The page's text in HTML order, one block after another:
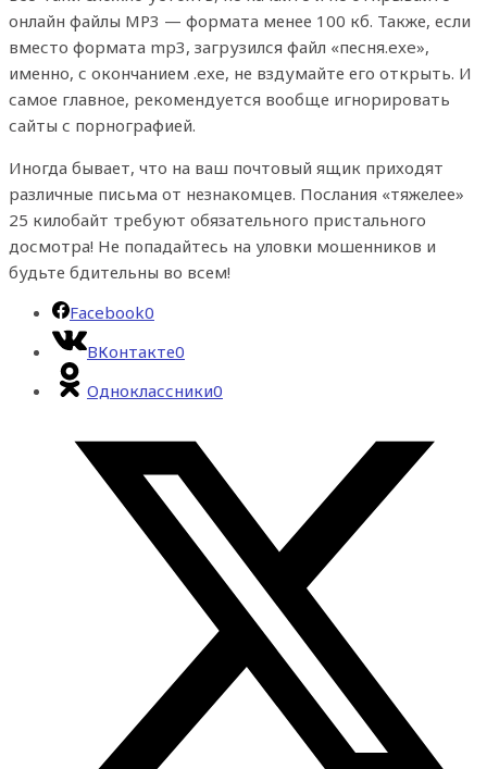
онлайн файлы МР3 — формата менее 100 кб. Также, если
вместо формата mp3, загрузился файл «песня.exe»,
именно, с окончанием .exe, не вздумайте его открыть. И
самое главное, рекомендуется вообще игнорировать
сайты с порнографией.
Иногда бывает, что на ваш почтовый ящик приходят
различные письма от незнакомцев. Послания «тяжелее»
25 килобайт требуют обязательного пристального
досмотра! Не попадайтесь на уловки мошенников и
будьте бдительны во всем!
Facebook0
ВКонтакте0
Одноклассники0